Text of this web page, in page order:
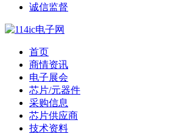
诚信监督
首页
商情资讯
电子展会
芯片/元器件
采购信息
芯片供应商
技术资料